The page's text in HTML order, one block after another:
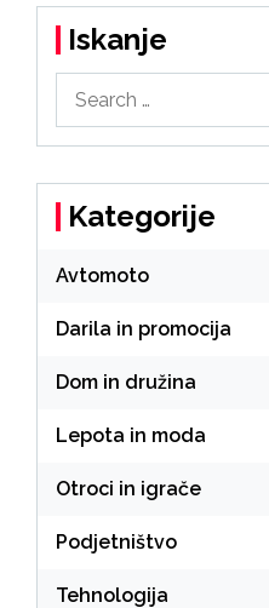
Iskanje
for:
Kategorije
Avtomoto
Darila in promocija
Dom in družina
Lepota in moda
Otroci in igrače
Podjetništvo
Tehnologija